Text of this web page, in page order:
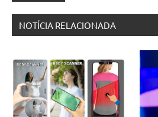
NOTÍCIA RELACIONADA